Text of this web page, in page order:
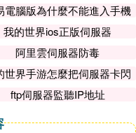
電腦版為什麼不能進入手機
伺服器
我的世界ios正版伺服器
阿里雲伺服器防毒
世界手游怎麼把伺服器卡閃
退
ftp伺服器監聽IP地址